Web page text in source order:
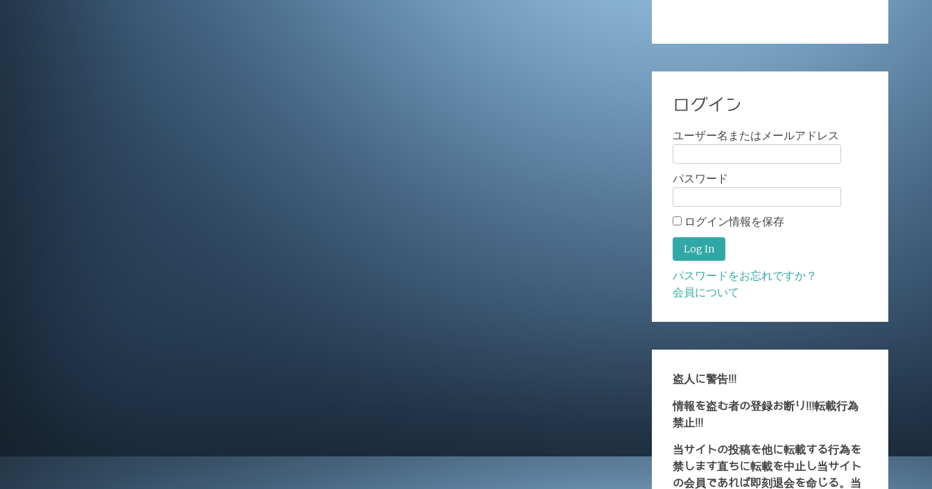
ログイン
ユーザー名またはメールアドレス
パスワード
ログイン情報を保存
パスワードをお忘れですか？
会員について
盗人に警告!!!
情報を盗む者の登録お断り!!!転載行為
禁止!!!
当サイトの投稿を他に転載する行為を
禁します直ちに転載を中止し当サイト
の会員であれば即刻退会を命じる。当